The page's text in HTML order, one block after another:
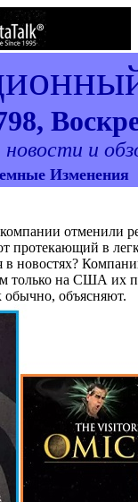
и
Изменения
отменили
протекающий в
в новостях?
только на США их
обычно, объясняют.